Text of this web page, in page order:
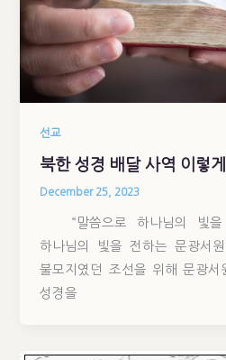
선교
북한 성경 배달 사역 이렇
December 25, 2023
“말씀으로 하나님의 빛을
하나님의 빛을 전하는 문광서
불모지였던 조선을 위해 문광
성경을